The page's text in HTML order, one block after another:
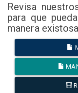
Revisa
para que
manera